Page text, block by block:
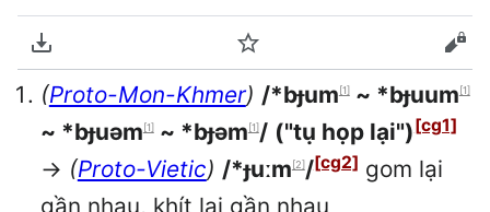
Tải về PDF Theo dõi
(Proto-Mon-Khmer) /*bɟum [1]~ *bɟuum [1]
~ *bɟuəm [1]~ *bɟəm [1]/ ("tụ họp lại")[cg1]
→ (Proto-Vietic) /*ɟuːm [2]/[cg2] gom lại
gần nhau, khít lại gần nhau